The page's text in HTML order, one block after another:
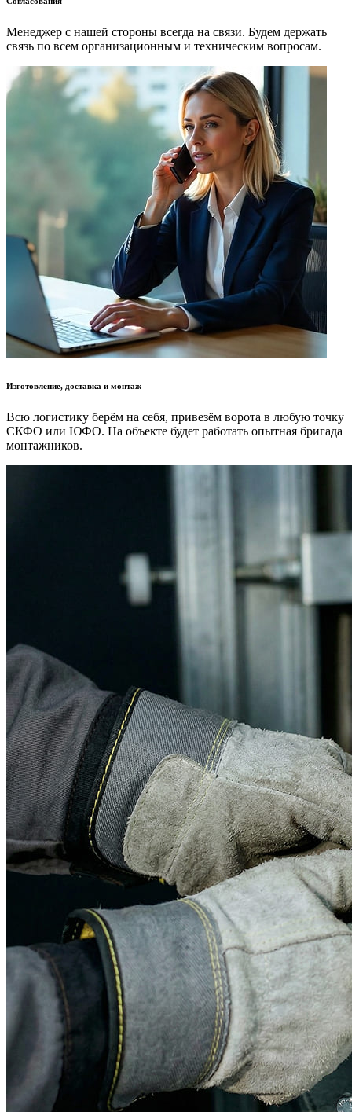
Менеджер с нашей стороны всегда на связи. Будем держать
связь по всем организационным и техническим вопросам.
Изготовление, доставка и монтаж
Всю логистику берём на себя, привезём ворота в любую точку
СКФО или ЮФО. На объекте будет работать опытная бригада
монтажников.